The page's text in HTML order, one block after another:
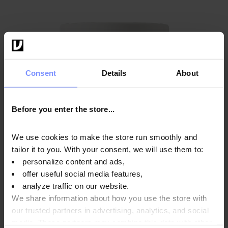
Consent Details About
Before you enter the store...
We use cookies to make the store run smoothly and
tailor it to you. With your consent, we will use them to:
personalize content and ads,
offer useful social media features,
analyze traffic on our website.
We share information about how you use the store with
our trusted partners in advertising, analytics, and social
4.8
OstroVit Pharma Methyl B-complex Polvere 180 g